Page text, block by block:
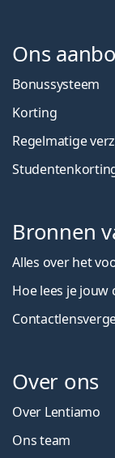
Ons
Bonussysteem
Korting
Regelmatige
Bronnen
Alles over het
Hoe lees je
Over ons
Over Lentiamo
Ons team